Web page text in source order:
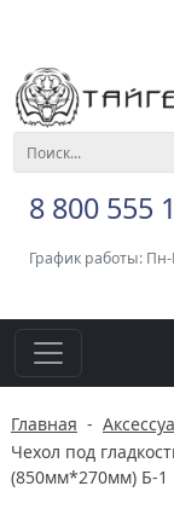
8 800 555
График работы: Пн-
Главная -
Чехол под
(850мм*270мм) Б-1